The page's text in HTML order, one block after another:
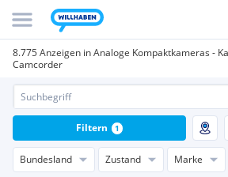
8.775 Anzeigen in Analoge Kompaktkameras -
Camcorder
Bundesland Zustand Marke
Filtern 1